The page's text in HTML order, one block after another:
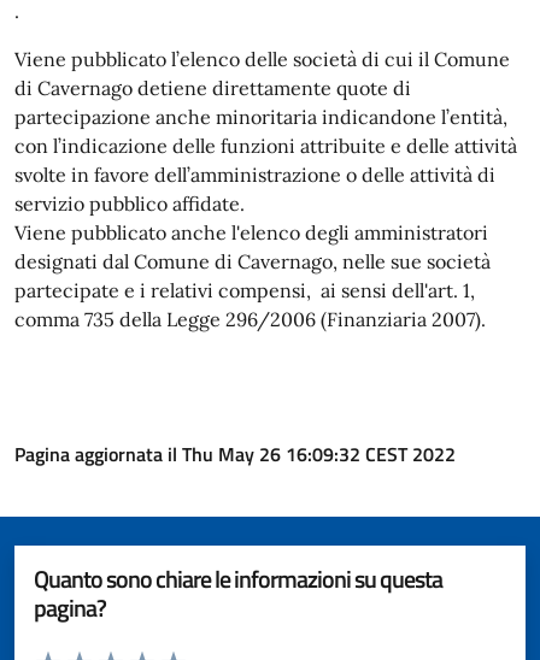
.
Viene pubblicato l’elenco delle società di cui il Comune
di Cavernago detiene direttamente quote di
partecipazione anche minoritaria indicandone l’entità,
con l’indicazione delle funzioni attribuite e delle attività
svolte in favore dell’amministrazione o delle attività di
servizio pubblico affidate.
Viene pubblicato anche l'elenco degli amministratori
designati dal Comune di Cavernago, nelle sue società
partecipate e i relativi compensi, ai sensi dell'art. 1,
comma 735 della Legge 296/2006 (Finanziaria 2007).
Pagina aggiornata il Thu May 26 16:09:32 CEST 2022
Quanto sono chiare le informazioni su questa
pagina?